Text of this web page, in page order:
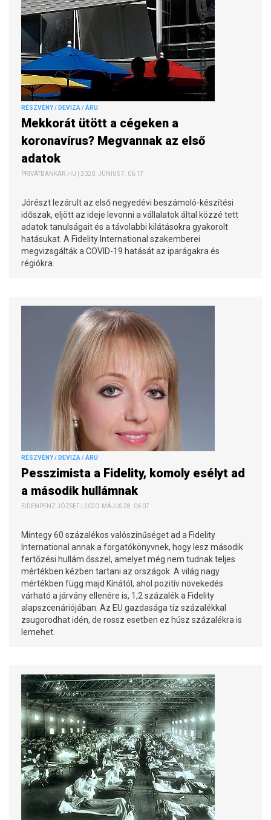
RÉSZVÉNY / DEVIZA / ÁRU
Mekkorát ütött a cégeken a
koronavírus? Megvannak az első
adatok
PRIVÁTBANKÁR.HU | 2020. JÚNIUS 7. 06:17
Jórészt lezárult az első negyedévi beszámoló-készítési
időszak, eljött az ideje levonni a vállalatok által közzé tett
adatok tanulságait és a távolabbi kilátásokra gyakorolt
hatásukat. A Fidelity International szakemberei
megvizsgálták a COVID-19 hatását az iparágakra és
régiókra.
RÉSZVÉNY / DEVIZA / ÁRU
Pesszimista a Fidelity, komoly esélyt ad
a második hullámnak
EIDENPENZ JÓZSEF | 2020. MÁJUS 28. 06:07
Mintegy 60 százalékos valószínűséget ad a Fidelity
International annak a forgatókönyvnek, hogy lesz második
fertőzési hullám ősszel, amelyet még nem tudnak teljes
mértékben kézben tartani az országok. A világ nagy
mértékben függ majd Kínától, ahol pozitív növekedés
várható a járvány ellenére is, 1,2 százalék a Fidelity
alapszcenáriójában. Az EU gazdasága tíz százalékkal
zsugorodhat idén, de rossz esetben ez húsz százalékra is
lemehet.